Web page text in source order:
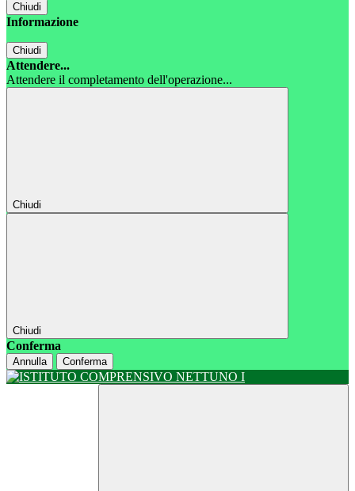
Chiudi
Informazione
Chiudi
Attendere...
Attendere il completamento dell'operazione...
Chiudi
Chiudi
Conferma
Annulla Conferma